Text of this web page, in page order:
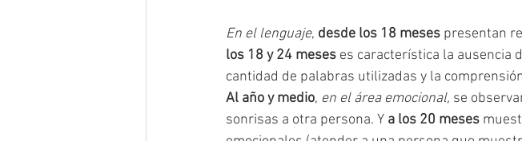
En el lenguaje, desde los 18 meses presentan
los 18 y 24 meses es característica la ausencia
cantidad de palabras utilizadas y la
Al año y medio, en el área emocional, se
sonrisas a otra persona. Y a los 20 meses